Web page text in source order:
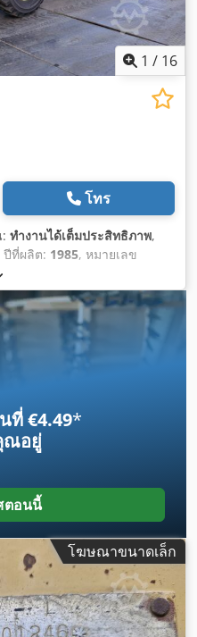
1 / 16
โทร
ทำงานได้เต็มประสิทธิภาพ,
ปีที่ผลิต: 1985, หมายเลข
ที่ €4.49*
ณอยู่
ตอนนี้
โฆษณาขนาดเล็ก